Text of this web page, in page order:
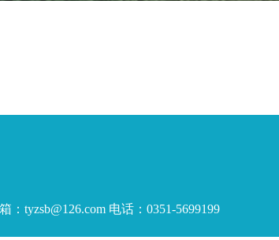
电话：0351-5699199